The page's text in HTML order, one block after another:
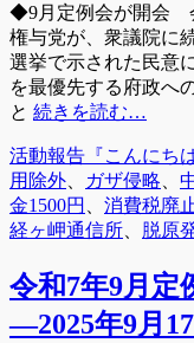
日
◆9月定例会が開会
権与党が、衆議院に
選挙で示された民意
を最優先する府政へ
と 続きを読む…
カ
テ
ゴ
リ
活動報告『こんにち
用除外
ガザ侵略
金1500円
消費税廃
経ヶ岬通信所
脱原
令和7年9月定
―2025年9月17